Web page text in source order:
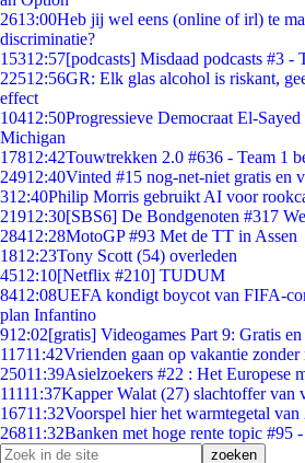
2613:00Heb jij wel eens (online of irl) te
discriminatie?
15312:57[podcasts] Misdaad podcasts #3 -
22512:56GR: Elk glas alcohol is riskant,
effect
10412:50Progressieve Democraat El-
Michigan
17812:42Touwtrekken 2.0 #636 - Team 1
24912:40Vinted #15 nog-net-niet gratis en
312:40Philip Morris gebruikt AI voor
21912:30[SBS6] De Bondgenoten #317
28412:28MotoGP #93 Met de TT in Assen
1812:23Tony Scott (54) overleden
4512:10[Netflix #210] TUDUM
8412:08UEFA kondigt boycot van FIFA-
plan Infantino
912:02[gratis] Videogames Part 9: Gratis
11711:42Vrienden gaan op vakantie
25011:39Asielzoekers #22 : Het Europese
11111:37Kapper Walat (27) slachtoffer van
16711:32Voorspel hier het warmtegetal van
26811:32Banken met hoge rente topic #95